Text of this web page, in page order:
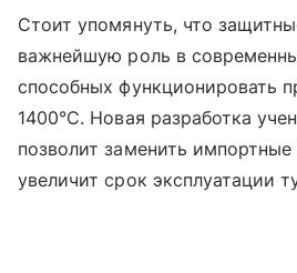
Стоит упомянуть, что
важнейшую роль в
способных функционировать
1400°C. Новая разработка
позволит заменить
увеличит срок эксплуатации